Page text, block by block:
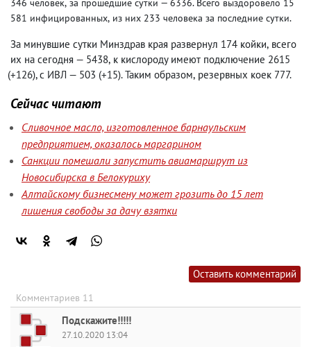
346 человек, за прошедшие сутки — 6336. Всего выздоровело 15
581 инфицированных, из них 233 человека за последние сутки.
За минувшие сутки Минздрав края развернул 174 койки, всего
их на сегодня — 5438, к кислороду имеют подключение 2615
(+126), с ИВЛ — 503 (+15). Таким образом, резервных коек 777.
Сейчас читают
Сливочное масло, изготовленное барнаульским
предприятием, оказалось маргарином
Санкции помешали запустить авиамаршрут из
Новосибирска в Белокуриху
Алтайскому бизнесмену может грозить до 15 лет
лишения свободы за дачу взятки
Оставить комментарий
Комментариев 11
Подскажите!!!!!
27.10.2020 13:04